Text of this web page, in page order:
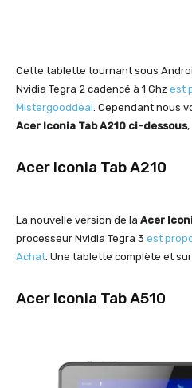
Cette tablette tournant sous
Nvidia Tegra 2 cadencé à 1 Ghz est
Mistergooddeal. Cependant nous
Acer Iconia Tab A210 ci-dessous,
Acer Iconia Tab A210
La nouvelle version de la Acer
processeur Nvidia Tegra 3 est
Achat. Une tablette complète et
Acer Iconia Tab A510